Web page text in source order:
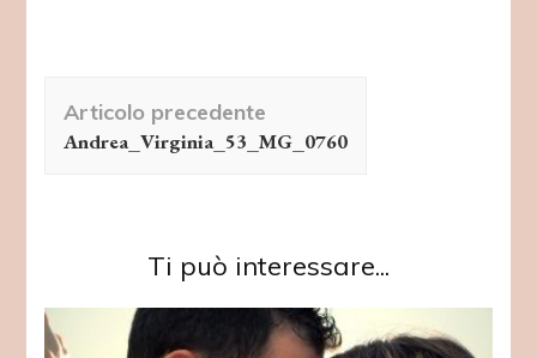
articolo
Articolo precedente
Andrea_Virginia_53_MG_0760
Ti può interessare...